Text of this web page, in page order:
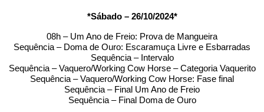
*Sábado – 26/10/2024*
08h – Um Ano de Freio: Prova de Mangueira
Sequência – Doma de Ouro: Escaramuça Livre e Esbarradas
Sequência – Intervalo
Sequência – Vaquero/Working Cow Horse – Categoria Vaquerito
Sequência – Vaquero/Working Cow Horse: Fase final
Sequência – Final Um Ano de Freio
Sequência – Final Doma de Ouro